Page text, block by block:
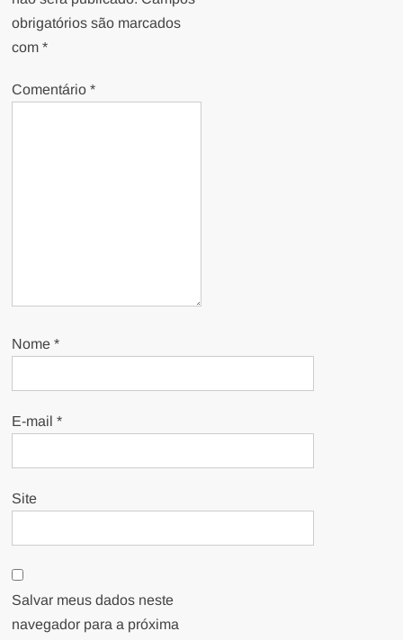
obrigatórios são marcados
com*
Comentário*
Nome*
E-mail*
Site
Salvar meus dados neste
navegador para a próxima